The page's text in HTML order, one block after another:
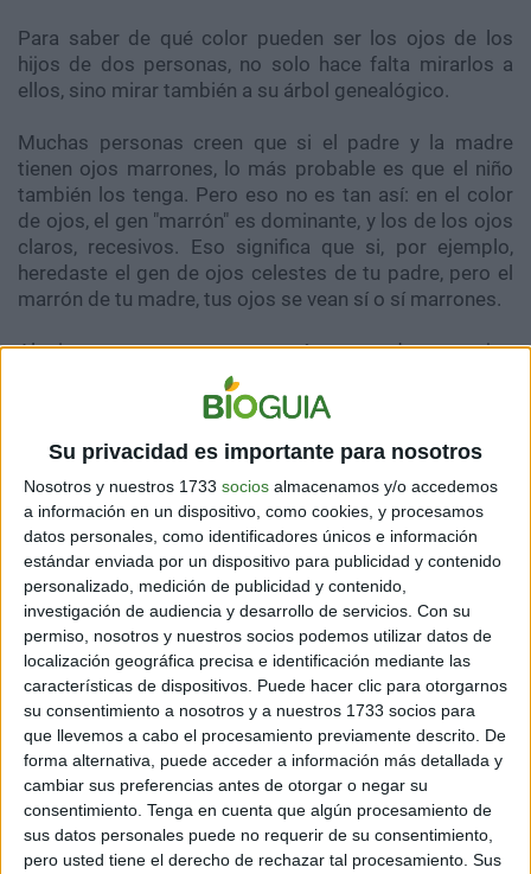
Su privacidad es importante para nosotros
Nosotros y nuestros 1733 socios almacenamos y/o accedemos
a información en un dispositivo, como cookies, y procesamos
datos personales, como identificadores únicos e información
estándar enviada por un dispositivo para publicidad y contenido
personalizado, medición de publicidad y contenido,
investigación de audiencia y desarrollo de servicios. Con su
permiso, nosotros y nuestros socios podemos utilizar datos de
localización geográfica precisa e identificación mediante las
características de dispositivos. Puede hacer clic para otorgarnos
su consentimiento a nosotros y a nuestros 1733 socios para
que llevemos a cabo el procesamiento previamente descrito. De
forma alternativa, puede acceder a información más detallada y
cambiar sus preferencias antes de otorgar o negar su
consentimiento. Tenga en cuenta que algún procesamiento de
sus datos personales puede no requerir de su consentimiento,
pero usted tiene el derecho de rechazar tal procesamiento. Sus
Para saber de qué color pueden ser los ojos de los
hijos de dos personas, no solo hace falta mirarlos a
ellos, sino mirar también a su árbol genealógico.
Muchas personas creen que si el padre y la madre
tienen ojos marrones, lo más probable es que el niño
también los tenga. Pero eso no es tan así: en el color
de ojos, el gen "marrón" es dominante, y los de los ojos
claros, recesivos. Eso significa que si, por ejemplo,
heredaste el gen de ojos celestes de tu padre, pero el
marrón de tu madre, tus ojos se vean sí o sí marrones.
Alguien que tenga un gen marrón no puede tener ojos
claros. Pero alguien que tenga ojos marrones puede
tener genes claros heredados de sus padres o incluso
Esta explicación puede parecer engorrosa, pero en
realidad es bastante sencilla. Para sacarte las dudas